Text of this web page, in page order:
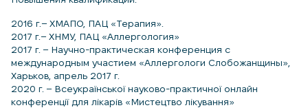
2016 г.– ХМАПО, ПАЦ «Терапия».
2017 г.– ХНМУ, ПАЦ «Аллергология»
2017 г. – Научно-практическая конференция с
международным участием «Аллергологи Cлобожанщины»,
Харьков, апрель 2017 г.
2020 г. – Всеукраїнської науково-практичної онлайн
конференції для лікарів «Мистецтво лікування»